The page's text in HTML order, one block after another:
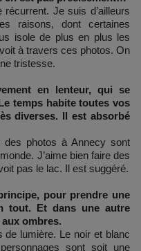
Je suis d’ailleurs
raisons, dont certaines
isole de plus en plus les
à travers ces photos. On
tristesse.
en lenteur, qui se
temps habite toutes vos
diverses. Il est absorbé
photos à Annecy sont
J’aime bien faire des
pas le lac. Il est suggéré.
pour prendre une
tout. Et dans une autre
ombres.
de lumière. Le noir et blanc
sont soit une